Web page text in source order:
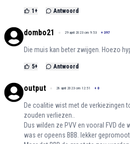
1 + Antwoord
dombo21 29 april 2023 om 9:53 + 397
Die muis kan beter zwijgen. Hoezo
5+ Antwoord
output 28 april 2023 om 12:51 + 0
De coalitie wist met de verkiezingen
zouden verliezen..
Dus wilden ze PVV en vooral FVD de
was er opeens BBB. lekker